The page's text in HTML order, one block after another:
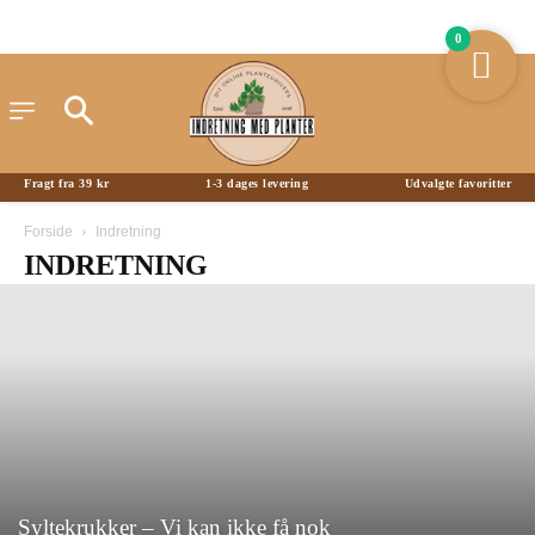
Fragt fra 39 kr 1-3 dages levering Udvalgte favoritter
Forside Indretning
INDRETNING
Syltekrukker – Vi kan ikke få nok
0